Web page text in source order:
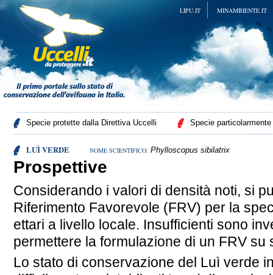
MINAMBIENTE.IT
LIPU.IT
Specie protette dalla Direttiva Uccelli Specie
LUÌ VERDE NOME SCIENTIFICO: Phylloscopus sibilatrix
Prospettive
Considerando i valori di densità noti, si
Riferimento Favorevole (FRV) per la
ettari a livello locale. Insufficienti sono
permettere la formulazione di un FRV su
Lo stato di conservazione del Luì verde